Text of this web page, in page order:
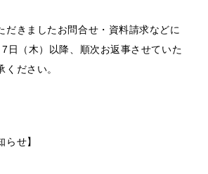
だきましたお問合せ・資料請求などに
日（木）以降、順次お返事させていた
ください。
らせ】